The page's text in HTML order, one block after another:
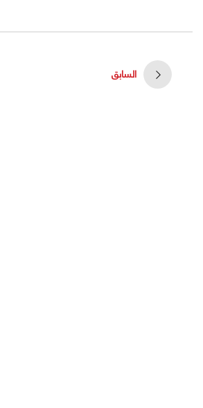
الكاظمي بأن يكون العراق وسيطاً
فوزه بولاية ثانية في رئاسة الحكومة.
السابق